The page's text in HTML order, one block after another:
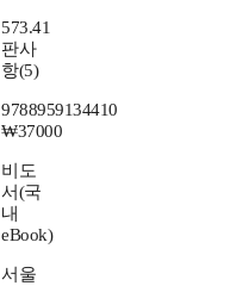
573.41
판사
항(5)
9788959134410
₩37000
비도
서(국
내
eBook)
서울